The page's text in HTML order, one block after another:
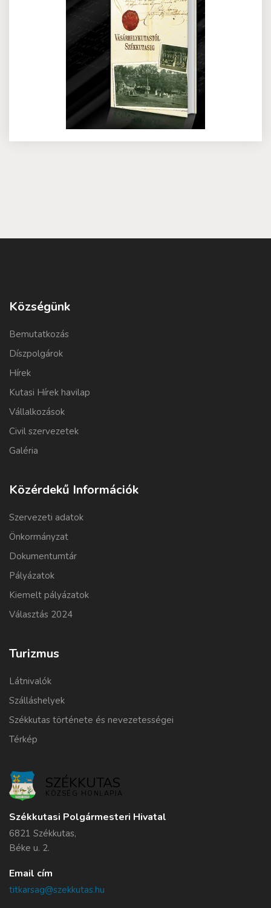
Községünk
Bemutatkozás
Díszpolgárok
Hírek
Kutasi Hírek havilap
Vállalkozások
Civil szervezetek
Galéria
Közérdekű Információk
Szervezeti adatok
Önkormányzat
Dokumentumtár
Pályázatok
Kiemelt pályázatok
Választás 2024
Turizmus
Látnivalók
Szálláshelyek
Székkutas története és nevezetességei
Térkép
SZÉKKUTAS
KÖZSÉG HONLAPJA
Székkutasi Polgármesteri Hivatal
6821 Székkutas,
Béke u. 2.
Email cím
titkarsag@szekkutas.hu